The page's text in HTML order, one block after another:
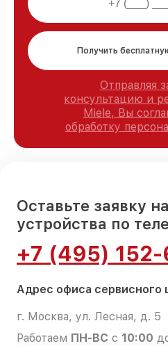
Получить
Отправляя
консультацию и
Miele, Вы
обработку
Оставьте заявку
устройства по
+7 (495)
Адрес офиса сервисного
г. Москва, ул. Лесная, д. 5
Работаем ПН-ВС с 10:00